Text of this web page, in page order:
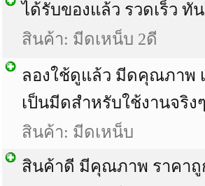
ได้รับของแล้ว รวดเร็ว
สินค้า: มีดเหน็บ 2ดี
ลองใช้ดูแล้ว มีดคุณภาพ
เป็นมีดสำหรับใช้งานจริงๆ
สินค้า: มีดเหน็บ
สินค้าดี มีคุณภาพ ราคาถู